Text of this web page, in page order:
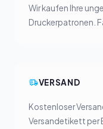
Wir kaufen Ihre
Druckerpatronen.
VERSAND
Kostenloser
Versandetikett per